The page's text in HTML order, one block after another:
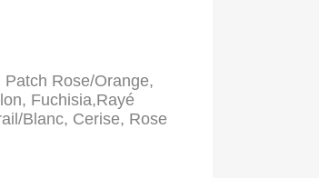
Rose/Orange,
Fuchisia,Rayé
Blanc, Cerise, Rose